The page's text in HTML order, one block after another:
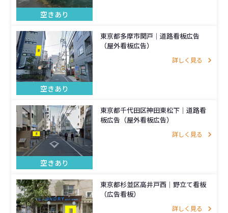
空きあり
空きあり
東京都多摩市関戸｜道路看板広告
（屋外看板広告）
詳しく見る
空きあり
東京都千代田区神田東松下｜道路看
板広告（屋外看板広告）
詳しく見る
東京都杉並区高井戸西│野立て看板
（広告看板）
詳しく見る